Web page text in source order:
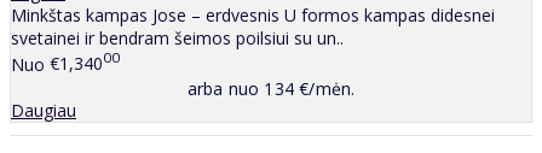
Minkštas kampas Jose – erdvesnis U formos kampas didesnei
svetainei ir bendram šeimos poilsiui su un..
Nuo €1,34000
arba nuo 134 €/mėn.
Daugiau